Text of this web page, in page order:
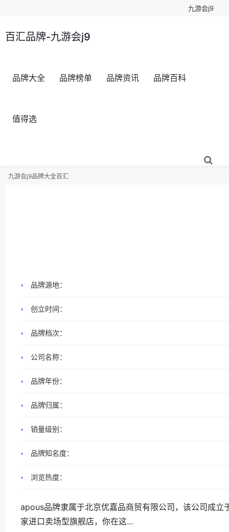
九游会j9
百汇品牌-九游会j9
品牌大全 品牌榜单 品牌资讯 品牌百科
值得选
九游会j9品牌大全百汇
品牌源地：
创立时间：
品牌档次：
公司名称：
品牌年份：
品牌归属：
销量级别：
品牌知名度：
浏览热度：
apous品牌隶属于北京优嘉品商贸有限公司，该公司成
家进口卖场型旗舰店，你在这...